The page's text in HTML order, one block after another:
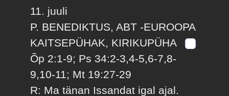
11. juuli
P. BENEDIKTUS, ABT -EUROOPA
KAITSEPÜHAK, KIRIKUPÜHA
Õp 2:1-9; Ps 34:2-3,4-5,6-7,8-
9,10-11; Mt 19:27-29
R: Ma tänan Issandat igal ajal.